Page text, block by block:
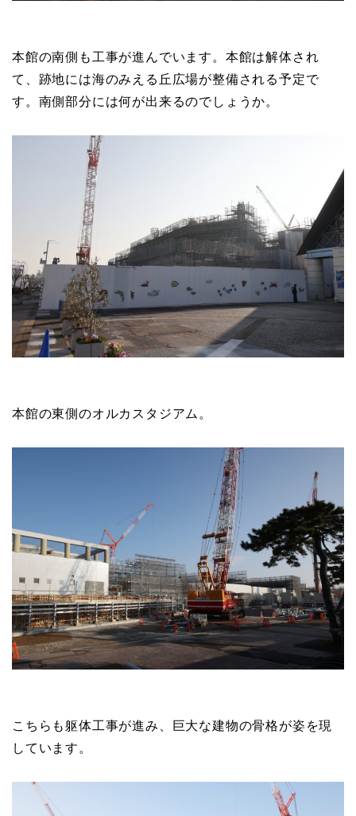
本館の南側も工事が進んでいます。本館は解体され
て、跡地には海のみえる丘広場が整備される予定で
す。南側部分には何が出来るのでしょうか。
本館の東側のオルカスタジアム。
こちらも躯体工事が進み、巨大な建物の骨格が姿を現
しています。